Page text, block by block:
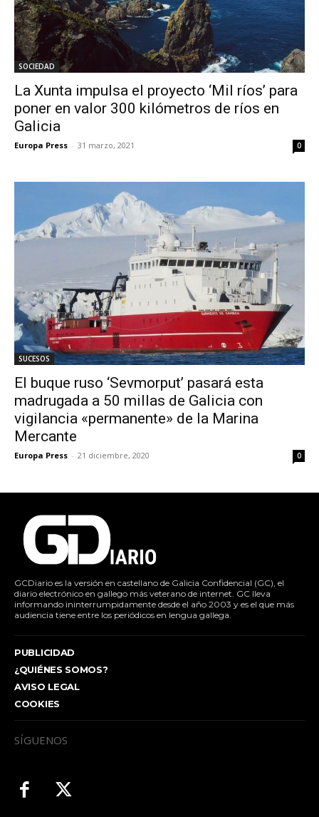
SOCIEDAD
La Xunta impulsa el proyecto ‘Mil ríos’ para
poner en valor 300 kilómetros de ríos en
Galicia
Europa Press - 31 marzo, 2021 0
SUCESOS
El buque ruso ‘Sevmorput’ pasará esta
madrugada a 50 millas de Galicia con
vigilancia «permanente» de la Marina
Mercante
Europa Press - 21 diciembre, 2020 0
GCDiario es la versión en castellano de Galicia Confidencial (GC), el
diario electrónico en gallego más veterano de internet. GC lleva
informando ininterrumpidamente desde el año 2003 y es el que más
audiencia tiene entre los periódicos en lengua gallega.
PUBLICIDAD
¿QUIÉNES SOMOS?
AVISO LEGAL
COOKIES
SÍGUENOS